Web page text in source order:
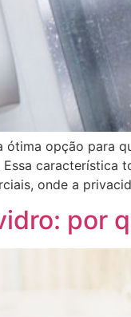
ótima opção para
característica
onde a
por